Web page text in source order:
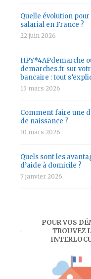
Quelle évolution
salarial en France ?
22 juin 2026
HPY*4APdemarche
demarches.fr sur
bancaire : tout
15 mars 2026
Comment faire une
de naissance ?
10 mars 2026
Quels sont les
d’aide à domicile ?
7 janvier 2026
POUR VOS
TROUVEZ